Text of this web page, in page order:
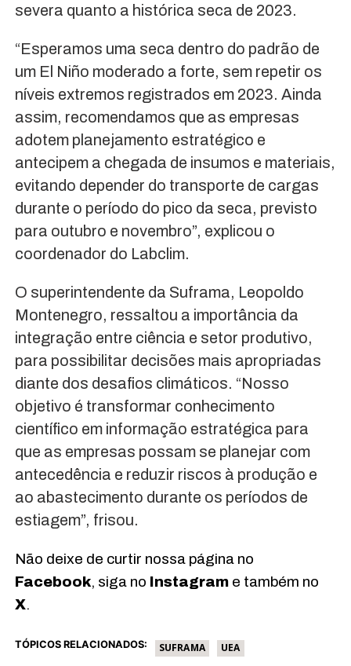
severa quanto a histórica seca de 2023.
“Esperamos uma seca dentro do padrão de
um El Niño moderado a forte, sem repetir os
níveis extremos registrados em 2023. Ainda
assim, recomendamos que as empresas
adotem planejamento estratégico e
antecipem a chegada de insumos e materiais,
evitando depender do transporte de cargas
durante o período do pico da seca, previsto
para outubro e novembro”, explicou o
coordenador do Labclim.
O superintendente da Suframa, Leopoldo
Montenegro, ressaltou a importância da
integração entre ciência e setor produtivo,
para possibilitar decisões mais apropriadas
diante dos desafios climáticos. “Nosso
objetivo é transformar conhecimento
científico em informação estratégica para
que as empresas possam se planejar com
antecedência e reduzir riscos à produção e
ao abastecimento durante os períodos de
estiagem”, frisou.
Não deixe de curtir nossa página no
Facebook, siga no Instagrame também no
X.
TÓPICOS RELACIONADOS: SUFRAMA UEA